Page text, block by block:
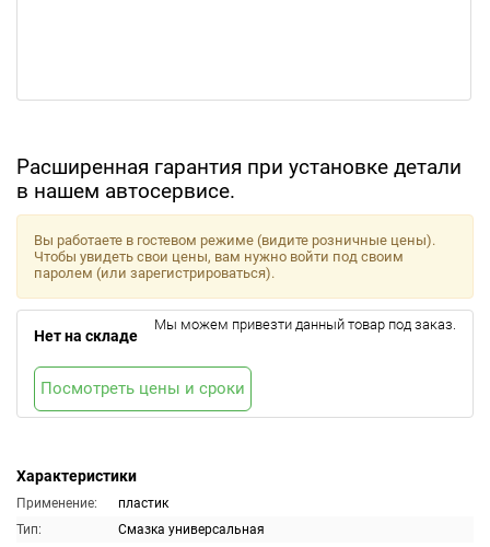
Расширенная гарантия при установке детали
в нашем автосервисе.
Характеристики
Применение:
пластик
Тип:
Смазка универсальная
Вы работаете в гостевом режиме (видите розничные цены).
Чтобы увидеть свои цены, вам нужно войти под своим
паролем (или зарегистрироваться).
Нет на складе
Мы можем привезти данный товар под заказ.
Посмотреть цены и сроки